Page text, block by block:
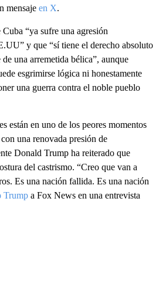
mensaje en X.
“ya sufre una agresión
y que “sí tiene el derecho absoluto
una arremetida bélica”, aunque
esgrimirse lógica ni honestamente
una guerra contra el noble pueblo
están en uno de los peores momentos
una renovada presión de
Donald Trump ha reiterado que
del castrismo. “Creo que van a
Es una nación fallida. Es una nación
Trump a Fox News en una entrevista